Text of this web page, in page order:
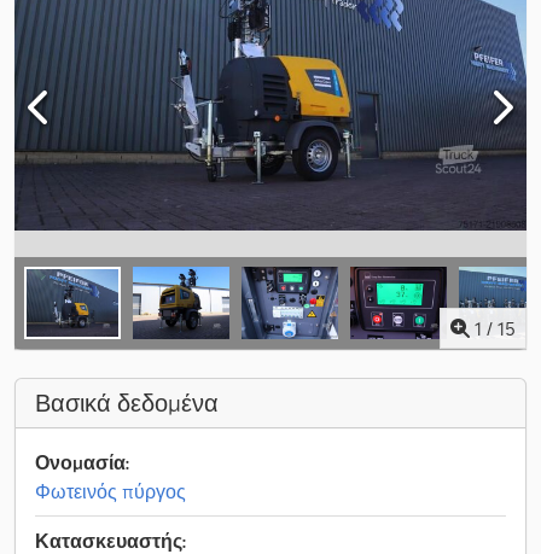
1 / 15
Βασικά δεδομένα
Ονομασία:
Φωτεινός πύργος
Κατασκευαστής: